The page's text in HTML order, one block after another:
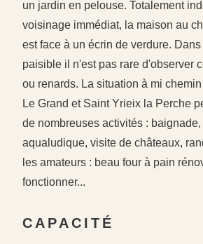
un jardin en pelouse. Totalement
voisinage immédiat, la maison au
est face à un écrin de verdure.
paisible il n'est pas rare d'observer
ou renards. La situation à mi
Le Grand et Saint Yrieix la Perche
de nombreuses activités :
aqualudique, visite de châteaux,
les amateurs : beau four à pain
fonctionner...
CAPACITÉ
#